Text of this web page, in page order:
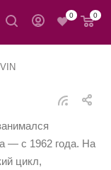
0 0
— с 1962 года. На
цикл,